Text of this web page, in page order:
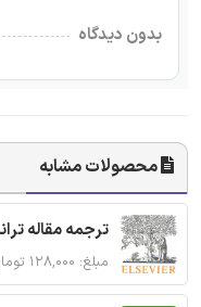
بدون دیدگاه
محصولات مشابه
ترجمه مقاله
مبلغ: ۱۲۸,۰۰۰ تومان